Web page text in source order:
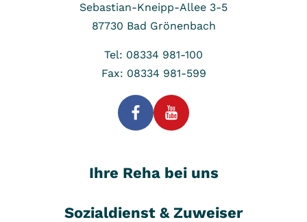
Sebastian-Kneipp-Allee 3-5
87730 Bad Grönenbach
Tel: 08334 981-100
Fax: 08334 981-599
Ihre Reha bei uns
Sozialdienst & Zuweiser